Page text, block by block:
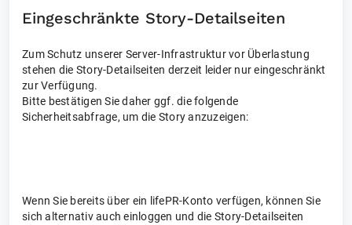
Eingeschränkte Story-Detailseiten
Zum Schutz unserer Server-Infrastruktur vor Überlastung
stehen die Story-Detailseiten derzeit leider nur eingeschränkt
zur Verfügung.
Bitte bestätigen Sie daher ggf. die folgende
Sicherheitsabfrage, um die Story anzuzeigen:
Wenn Sie bereits über ein lifePR-Konto verfügen, können Sie
sich alternativ auch einloggen und die Story-Detailseiten